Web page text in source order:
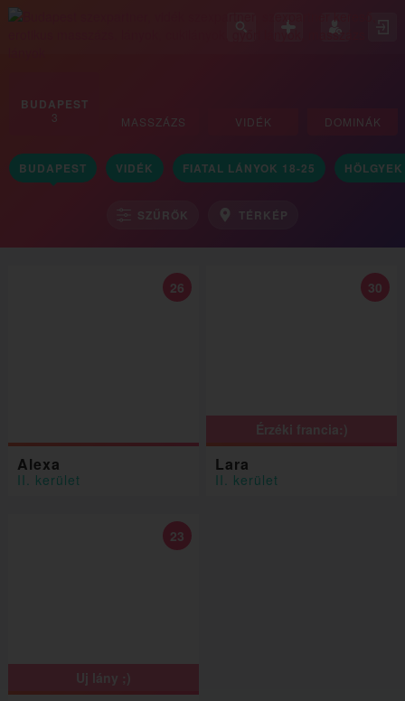
BUDAPEST
3 MASSZÁZS VIDÉK DOMINÁK
BUDAPEST VIDÉK FIATAL LÁNYOK 18-25
SZŰRŐK TÉRKÉP
Alexa
II. kerület
26
Érzéki francia:)
Lara
II. kerület
30
Uj lány ;)
23